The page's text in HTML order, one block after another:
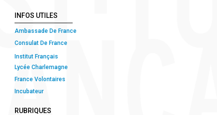
INFOS UTILES
Ambassade De France
Consulat De France
Institut Français
Lycée Charlemagne
France Volontaires
Incubateur
RUBRIQUES